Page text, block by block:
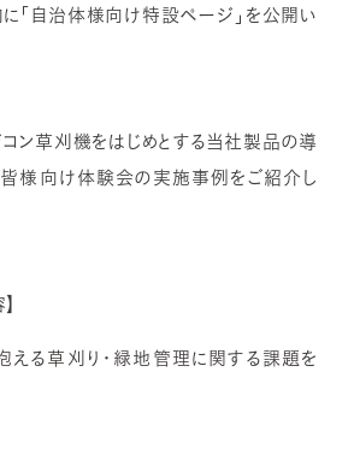
「自治体様向け特設ページ」を公開い
ン草刈機をはじめとする当社製品の導
様向け体験会の実施事例をご紹介し
える草刈り・緑地管理に関する課題を